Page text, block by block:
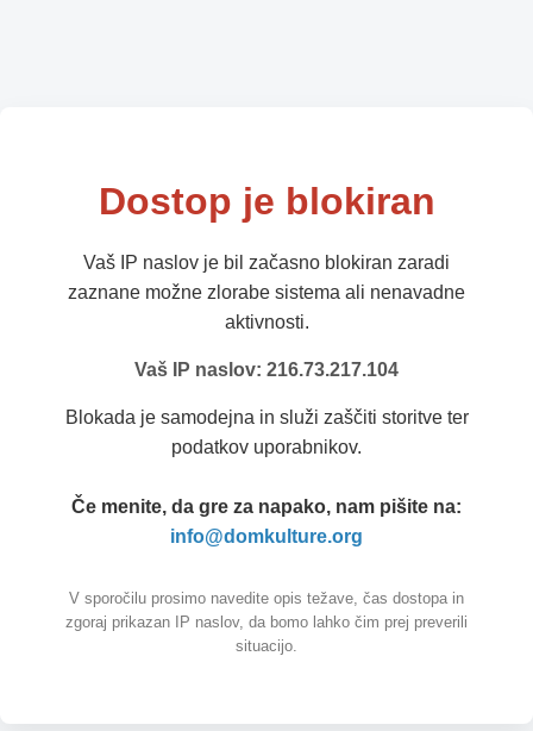
Dostop je blokiran
Vaš IP naslov je bil začasno blokiran zaradi
zaznane možne zlorabe sistema ali nenavadne
aktivnosti.
Vaš IP naslov: 216.73.217.104
Blokada je samodejna in služi zaščiti storitve ter
podatkov uporabnikov.
Če menite, da gre za napako, nam pišite na:
info@domkulture.org
V sporočilu prosimo navedite opis težave, čas dostopa in
zgoraj prikazan IP naslov, da bomo lahko čim prej preverili
situacijo.